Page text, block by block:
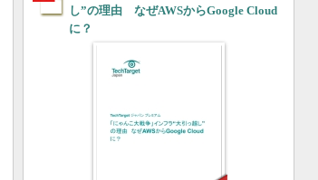
し”の理由 なぜAWSからGoogle Cloud
に？